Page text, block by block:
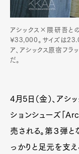
アシックス×隈研吾との
¥33,000。サイズは
ア、アシックス原宿フ
だ。
4月5日（金）、ア
ションシューズ「
売される。第３弾と
っかりと足元を支